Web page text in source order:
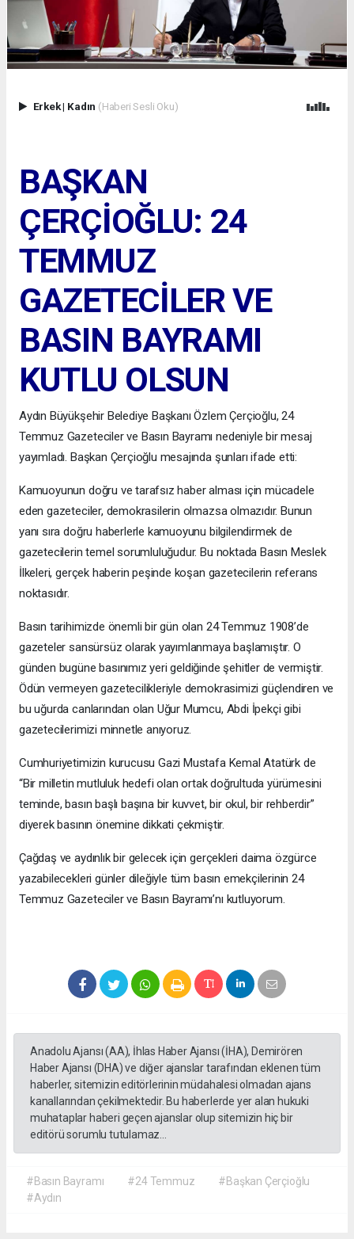
Erkek| Kadın (Haberi Sesli Oku)
BAŞKAN
ÇERÇİOĞLU: 24
TEMMUZ
GAZETECİLER VE
BASIN BAYRAMI
KUTLU OLSUN
Aydın Büyükşehir Belediye Başkanı Özlem Çerçioğlu, 24
Temmuz Gazeteciler ve Basın Bayramı nedeniyle bir mesaj
yayımladı. Başkan Çerçioğlu mesajında şunları ifade etti:
Kamuoyunun doğru ve tarafsız haber alması için mücadele
eden gazeteciler, demokrasilerin olmazsa olmazıdır. Bunun
yanı sıra doğru haberlerle kamuoyunu bilgilendirmek de
gazetecilerin temel sorumluluğudur. Bu noktada Basın Meslek
İlkeleri, gerçek haberin peşinde koşan gazetecilerin referans
noktasıdır.
Basın tarihimizde önemli bir gün olan 24 Temmuz 1908’de
gazeteler sansürsüz olarak yayımlanmaya başlamıştır. O
günden bugüne basınımız yeri geldiğinde şehitler de vermiştir.
Ödün vermeyen gazetecilikleriyle demokrasimizi güçlendiren ve
bu uğurda canlarından olan Uğur Mumcu, Abdi İpekçi gibi
gazetecilerimizi minnetle anıyoruz.
Cumhuriyetimizin kurucusu Gazi Mustafa Kemal Atatürk de
“Bir milletin mutluluk hedefi olan ortak doğrultuda yürümesini
teminde, basın başlı başına bir kuvvet, bir okul, bir rehberdir”
diyerek basının önemine dikkati çekmiştir.
Çağdaş ve aydınlık bir gelecek için gerçekleri daima özgürce
yazabilecekleri günler dileğiyle tüm basın emekçilerinin 24
Temmuz Gazeteciler ve Basın Bayramı’nı kutluyorum.
Anadolu Ajansı (AA), İhlas Haber Ajansı (İHA), Demirören
Haber Ajansı (DHA) ve diğer ajanslar tarafından eklenen tüm
haberler, sitemizin editörlerinin müdahalesi olmadan ajans
kanallarından çekilmektedir. Bu haberlerde yer alan hukuki
muhataplar haberi geçen ajanslar olup sitemizin hiç bir
editörü sorumlu tutulamaz...
#Basın Bayramı #24 Temmuz
#Başkan Çerçioğlu
#Aydın